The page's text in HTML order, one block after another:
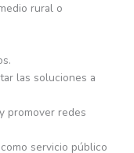
rural o
las soluciones a
promover redes
servicio público